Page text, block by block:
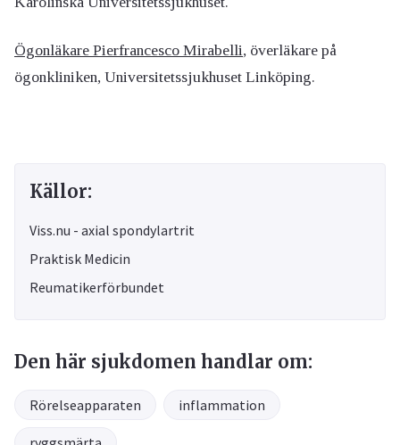
Ögonläkare Pierfrancesco Mirabelli, överläkare på
ögonkliniken, Universitetssjukhuset Linköping.
Källor:
Viss.nu - axial spondylartrit
Praktisk Medicin
Reumatikerförbundet
Den här sjukdomen handlar om:
Rörelseapparaten inflammation